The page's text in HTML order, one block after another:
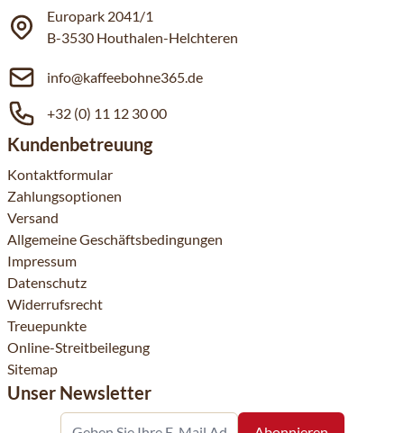
Europark 2041/1
B-3530 Houthalen-Helchteren
info@kaffeebohne365.de
+32 (0) 11 12 30 00
Kundenbetreuung
Kontaktformular
Zahlungsoptionen
Versand
Allgemeine Geschäftsbedingungen
Impressum
Datenschutz
Widerrufsrecht
Treuepunkte
Online-Streitbeilegung
Sitemap
Unser Newsletter